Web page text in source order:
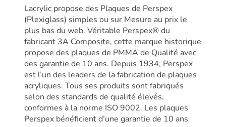
Lacrylic propose des Plaques de Perspex
(Plexiglass) simples ou sur Mesure au prix le
plus bas du web. Véritable Perspex® du
fabricant 3A Composite, cette marque historique
propose des plaques de PMMA de Qualité avec
des garantie de 10 ans. Depuis 1934, Perspex
est l’un des leaders de la fabrication de plaques
acryliques. Tous ses produits sont fabriqués
selon des standards de qualité élevés,
conformes à la norme ISO 9002. Les plaques
Perspex bénéficient d’une garantie de 10 ans